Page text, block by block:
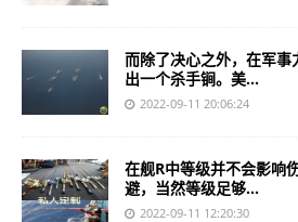
而除了决心之外，在军
出一个杀手锏。美...
2022-09-11 20:06:24
在舰R中等级并不会影响
避，当然等级足够...
2022-09-11 12:20:30